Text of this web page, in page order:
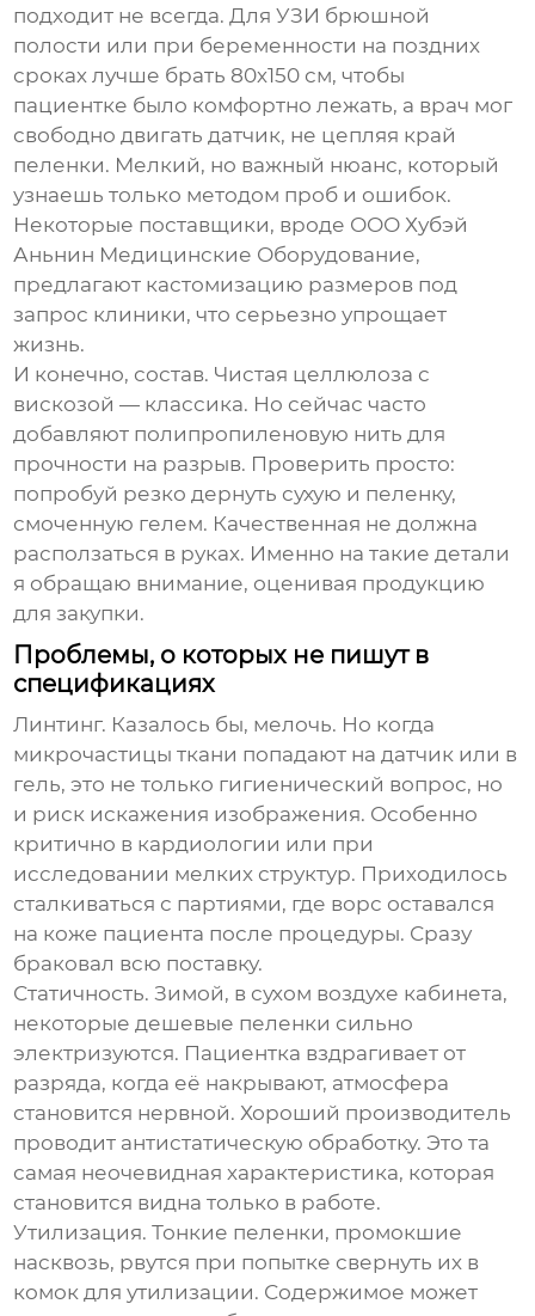
подходит не всегда. Для УЗИ брюшной
полости или при беременности на поздних
сроках лучше брать 80х150 см, чтобы
пациентке было комфортно лежать, а врач мог
свободно двигать датчик, не цепляя край
пеленки. Мелкий, но важный нюанс, который
узнаешь только методом проб и ошибок.
Некоторые поставщики, вроде ООО Хубэй
Аньнин Медицинские Оборудование,
предлагают кастомизацию размеров под
запрос клиники, что серьезно упрощает
жизнь.
И конечно, состав. Чистая целлюлоза с
вискозой — классика. Но сейчас часто
добавляют полипропиленовую нить для
прочности на разрыв. Проверить просто:
попробуй резко дернуть сухую и пеленку,
смоченную гелем. Качественная не должна
расползаться в руках. Именно на такие детали
я обращаю внимание, оценивая продукцию
для закупки.
Проблемы, о которых не пишут в
спецификациях
Линтинг. Казалось бы, мелочь. Но когда
микрочастицы ткани попадают на датчик или в
гель, это не только гигиенический вопрос, но
и риск искажения изображения. Особенно
критично в кардиологии или при
исследовании мелких структур. Приходилось
сталкиваться с партиями, где ворс оставался
на коже пациента после процедуры. Сразу
браковал всю поставку.
Статичность. Зимой, в сухом воздухе кабинета,
некоторые дешевые пеленки сильно
электризуются. Пациентка вздрагивает от
разряда, когда её накрывают, атмосфера
становится нервной. Хороший производитель
проводит антистатическую обработку. Это та
самая неочевидная характеристика, которая
становится видна только в работе.
Утилизация. Тонкие пеленки, промокшие
насквозь, рвутся при попытке свернуть их в
комок для утилизации. Содержимое может